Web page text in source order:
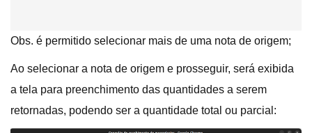
Obs. é permitido selecionar mais de uma nota de origem;
Ao selecionar a nota de origem e prosseguir, será exibida
a tela para preenchimento das quantidades a serem
retornadas, podendo ser a quantidade total ou parcial: